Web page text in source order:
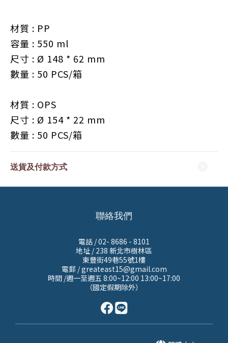
材質 : PP
容量 : 550 ml
尺寸 : Ø 148 * 62 mm
數量 : 50 PCS/箱
材質 : OPS
尺寸 : Ø 154 * 22 mm
數量 : 50 PCS/箱
送貨及付款方式
聯絡我們
電話 / 02- 8686 - 8101
地址 /238 新北市樹林區
東豐街49巷55號1樓
電郵 / greateast15@gmail.com
時間 /週一至週五 8:00~12:00 13:00~17:00
（國定假期除外）